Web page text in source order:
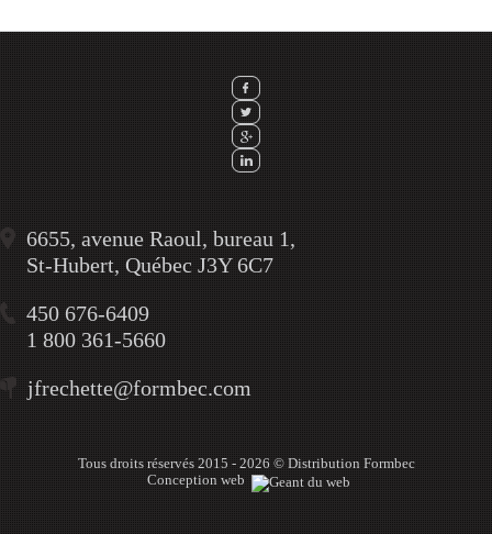
6655, avenue Raoul, bureau 1,
St-Hubert, Québec J3Y 6C7
450 676-6409
1 800 361-5660
jfrechette@formbec.com
Tous droits réservés 2015 - 2026 © Distribution Formbec
Conception web